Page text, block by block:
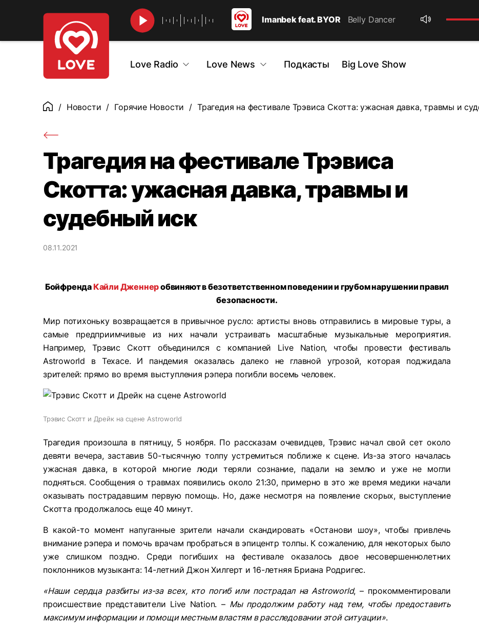
Imanbek feat. BYOR Belly Dancer
Love Radio Love News Подкасты Big Love Show
ГлавнаяНовости Горячие Новости Трагедия на фестивале Трэвиса Скотта: ужасная давка, травмы и
Трагедия на фестивале Трэвиса
Скотта: ужасная давка, травмы и
судебный иск
08.11.2021
БойфрендаКайли Дженнеробвиняют в безответственном поведении и грубом нарушении правил
безопасности.
Мир потихоньку возвращается в привычное русло: артисты вновь отправились в мировые туры, а
самые предприимчивые из них начали устраивать масштабные музыкальные мероприятия.
Например, Трэвис Скотт объединился с компанией Live Nation, чтобы провести фестиваль
Astroworld в Техасе. И пандемия оказалась далеко не главной угрозой, которая поджидала
зрителей: прямо во время выступления рэпера погибли восемь человек.
Трэвис Скотт и Дрейк на сцене Astroworld
Трагедия произошла в пятницу, 5 ноября. По рассказам очевидцев, Трэвис начал свой сет около
девяти вечера, заставив 50-тысячную толпу устремиться поближе к сцене. Из-за этого началась
ужасная давка, в которой многие люди теряли сознание, падали на землю и уже не могли
подняться. Сообщения о травмах появились около 21:30, примерно в это же время медики начали
оказывать пострадавшим первую помощь. Но, даже несмотря на появление скорых, выступление
Скотта продолжалось еще 40 минут.
В какой-то момент напуганные зрители начали скандировать «Останови шоу», чтобы привлечь
внимание рэпера и помочь врачам пробраться в эпицентр толпы. К сожалению, для некоторых было
уже слишком поздно. Среди погибших на фестивале оказалось двое несовершеннолетних
поклонников музыканта: 14-летний Джон Хилгерт и 16-летняя Бриана Родригес.
«Наши сердца разбиты из-за всех, кто погиб или пострадал на Astroworld, – прокомментировали
происшествие представители Live Nation. – Мы продолжим работу над тем, чтобы предоставить
максимум информации и помощи местным властям в расследовании этой ситуации».